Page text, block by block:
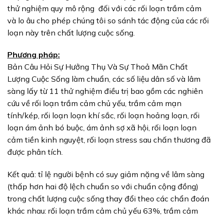
thử nghiệm quy mô rộng đối với các rối loạn trầm cảm
và lo âu cho phép chúng tôi so sánh tác động của các rối
loạn này trên chất lượng cuộc sống.
Phương pháp:
Bản Câu Hỏi Sự Hưởng Thụ Và Sự Thoả Mãn Chất
Lượng Cuộc Sống làm chuẩn, các số liệu dân số và lâm
sàng lấy từ 11 thử nghiệm điều trị bao gồm các nghiên
cứu về rối loạn trầm cảm chủ yếu, trầm cảm mạn
tính/kép, rối loạn loạn khí sắc, rối loạn hoảng loạn, rối
loạn ám ảnh bó buộc, ám ảnh sợ xã hội, rối loạn loạn
cảm tiền kinh nguyệt, rối loạn stress sau chấn thương đã
được phân tích.
Kết quả: tỉ lệ người bệnh có suy giảm nặng về lâm sàng
(thấp hơn hai độ lệch chuẩn so với chuẩn cộng đồng)
trong chất lượng cuộc sống thay đổi theo các chẩn đoán
khác nhau: rối loạn trầm cảm chủ yếu 63%, trầm cảm